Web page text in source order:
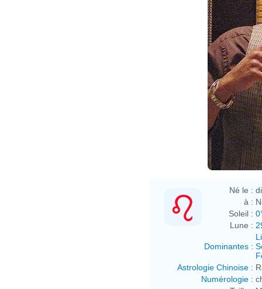
Né le :
à :
Soleil :
Lune :
Dominantes :
Astrologie Chinoise :
Numérologie :